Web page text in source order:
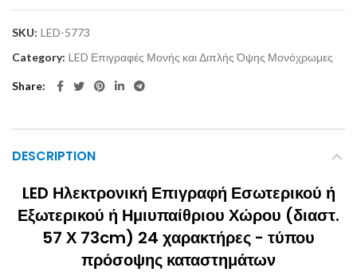
SKU: LED-5773
Category: LED Επιγραφές Μονής και Διπλής Όψης Μονόχρωμες
Share
DESCRIPTION
LED Ηλεκτρονική Επιγραφή Εσωτερικού ή
Εξωτερικού ή Ημιυπαίθριου Χώρου (διαστ.
57 Χ 73cm) 24 χαρακτήρες - τύπου
πρόσοψης καταστημάτων